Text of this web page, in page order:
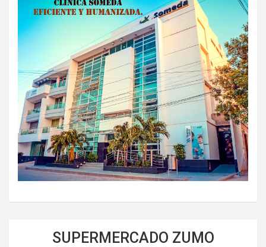
SUPERMERCADO ZUMO